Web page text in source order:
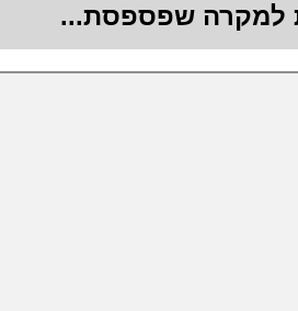
למקרה שפספסת...